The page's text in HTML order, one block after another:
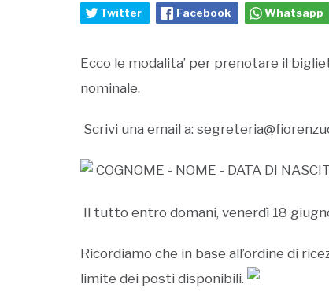
Twitter Facebook Whatsapp
Ecco le modalita’ per prenotare il
nominale.
Scrivi una email a:
COGNOME - NOME - DATA DI
Il tutto entro domani, venerdì 18
Ricordiamo che in base all’ordine di
limite dei posti disponibili.